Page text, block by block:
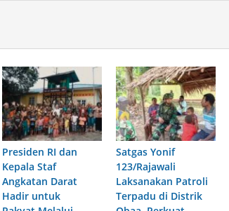
Presiden RI dan
Kepala Staf
Angkatan Darat
Hadir untuk
Satgas Yonif
123/Rajawali
Laksanakan Patroli
Terpadu di Distrik